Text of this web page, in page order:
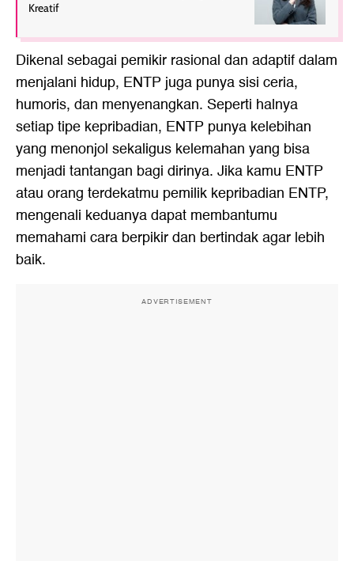
Kreatif
Dikenal sebagai pemikir rasional dan adaptif dalam
menjalani hidup, ENTP juga punya sisi ceria,
humoris, dan menyenangkan. Seperti halnya
setiap tipe kepribadian, ENTP punya kelebihan
yang menonjol sekaligus kelemahan yang bisa
menjadi tantangan bagi dirinya. Jika kamu ENTP
atau orang terdekatmu pemilik kepribadian ENTP,
mengenali keduanya dapat membantumu
memahami cara berpikir dan bertindak agar lebih
baik.
ADVERTISEMENT